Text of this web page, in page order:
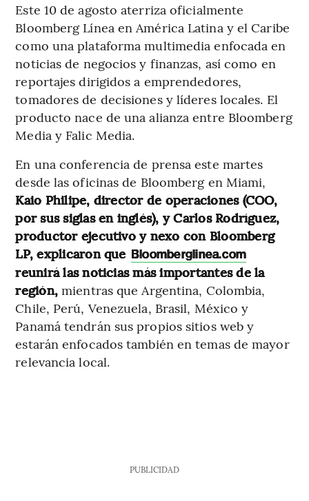
Este 10 de agosto aterriza oficialmente
Bloomberg Línea en América Latina y el Caribe
como una plataforma multimedia enfocada en
noticias de negocios y finanzas, así como en
reportajes dirigidos a emprendedores,
tomadores de decisiones y líderes locales. El
producto nace de una alianza entre Bloomberg
Media y Falic Media.
En una conferencia de prensa este martes
desde las oficinas de Bloomberg en Miami,
Kaio Philipe, director de operaciones (COO,
por sus siglas en inglés), y Carlos Rodríguez,
productor ejecutivo y nexo con Bloomberg
LP, explicaron que Bloomberglinea.com
reunirá las noticias más importantes de la
región, mientras que Argentina, Colombia,
Chile, Perú, Venezuela, Brasil, México y
Panamá tendrán sus propios sitios web y
estarán enfocados también en temas de mayor
relevancia local.
PUBLICIDAD